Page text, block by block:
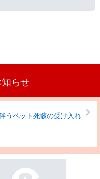
らせ
うペット死骸の受け入れ